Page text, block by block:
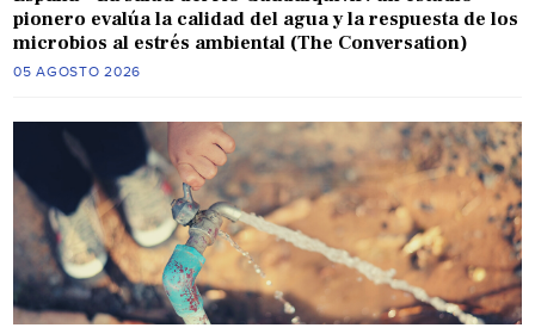
pionero evalúa la calidad del agua y la respuesta de los
microbios al estrés ambiental (The Conversation)
05 AGOSTO 2026